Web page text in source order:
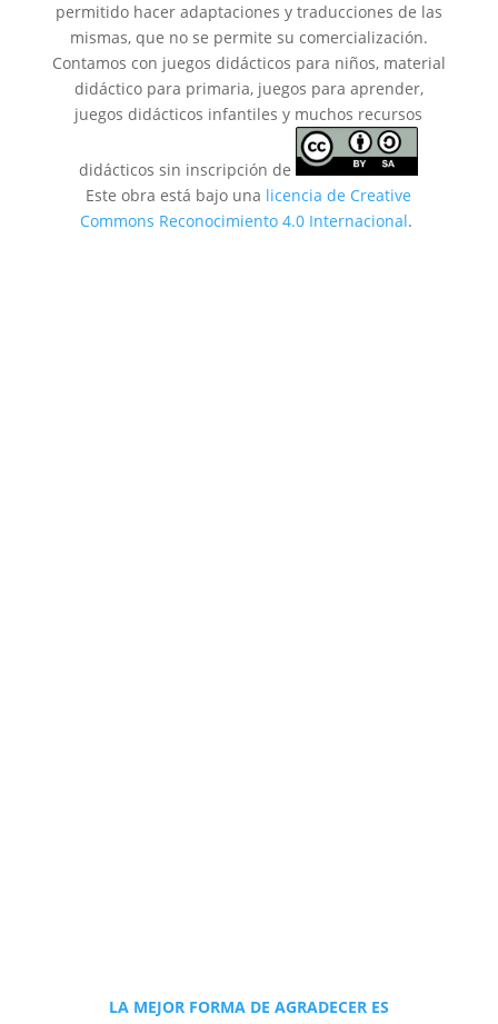
permitido hacer adaptaciones y traducciones de las
mismas, que no se permite su comercialización.
Contamos con juegos didácticos para niños, material
didáctico para primaria, juegos para aprender,
juegos didácticos infantiles y muchos recursos
didácticos sin inscripción de
Este obra está bajo una licencia de Creative
Commons Reconocimiento 4.0 Internacional.
LA MEJOR FORMA DE AGRADECER ES